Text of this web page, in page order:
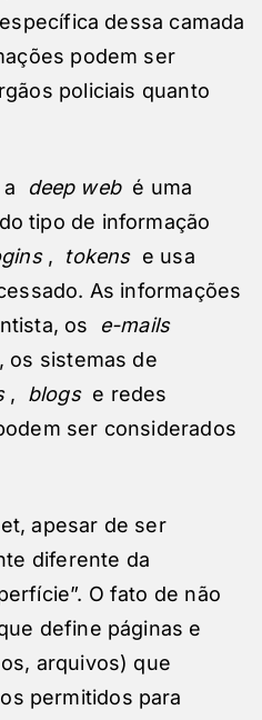
dessa camada
podem ser
policiais quanto
deep webé uma
tipo de informação
, tokense usa
As informações
os e-mails
os sistemas de
, blogse redes
ser considerados
apesar de ser
diferente da
O fato de não
define páginas e
arquivos) que
permitidos para